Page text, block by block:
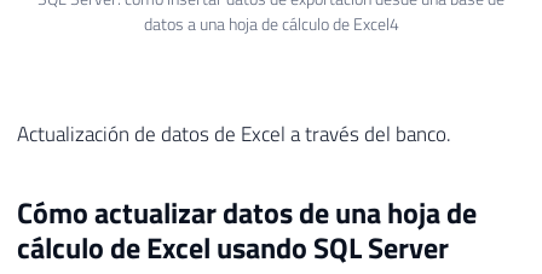
datos a una hoja de cálculo de Excel4
Actualización de datos de Excel a través del banco.
Cómo actualizar datos de una hoja de
cálculo de Excel usando SQL Server